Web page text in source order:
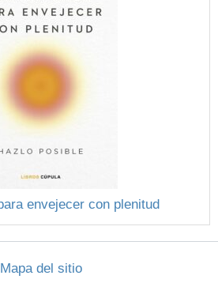
envejecer con plenitud
Mapa del sitio